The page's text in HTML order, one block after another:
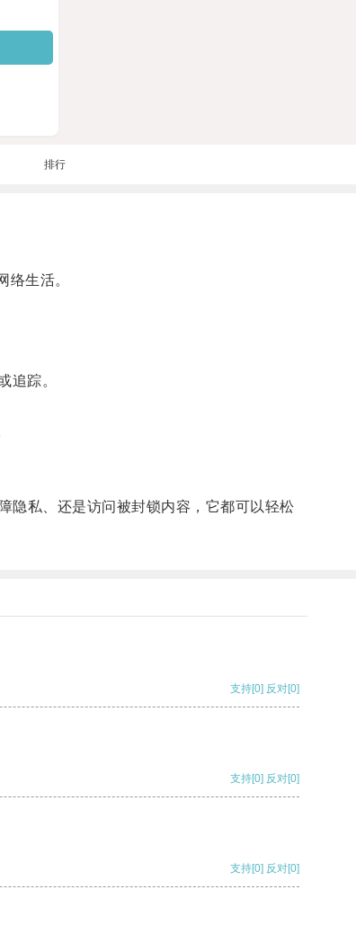
排行
生活。
追踪。
私、还是访问被封锁内容，它都可以轻松
支持[0] 反对[0]
支持[0] 反对[0]
支持[0] 反对[0]